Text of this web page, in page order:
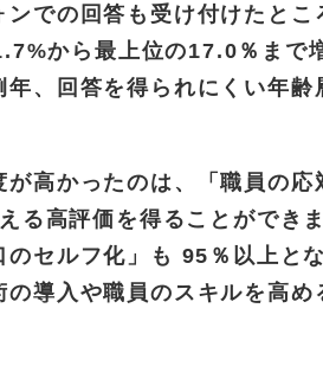
ンでの回答も受け付けたと
から最上位の17.0％まで
年、回答を得られにくい年
が高かったのは、「職員の
る高評価を得ることができ
のセルフ化」も 95％以上と
の導入や職員のスキルを高